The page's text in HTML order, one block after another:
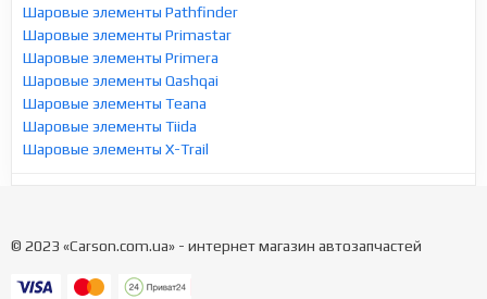
Шаровые элементы Pathfinder
Шаровые элементы Primastar
Шаровые элементы Primera
Шаровые элементы Qashqai
Шаровые элементы Teana
Шаровые элементы Tiida
Шаровые элементы X-Trail
© 2023 «Carson.com.ua» - интернет магазин автозапчастей